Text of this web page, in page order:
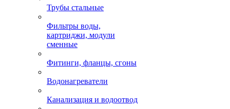
Трубы стальные
Фильтры воды,
картриджи, модули
сменные
Фитинги, фланцы, сгоны
Водонагреватели
Канализация и водоотвод